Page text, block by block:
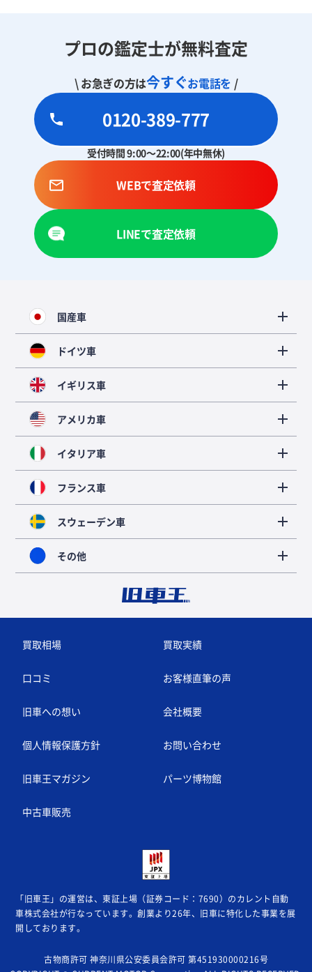
プロの鑑定士が無料査定
\ お急ぎの方は今すぐお電話を /
0120-389-777
受付時間 9:00～22:00(年中無休)
WEBで査定依頼
LINEで査定依頼
国産車
ドイツ車
イギリス車
アメリカ車
イタリア車
フランス車
スウェーデン車
その他
買取相場 買取実績
口コミ お客様直筆の声
旧車への想い 会社概要
個人情報保護方針 お問い合わせ
旧車王マガジン パーツ博物館
中古車販売
「旧車王」の運営は、東証上場（証券コード：7690）のカレント自動
車株式会社が行なっています。創業より26年、旧車に特化した事業を展
開しております。
古物商許可 神奈川県公安委員会許可 第451930000216号